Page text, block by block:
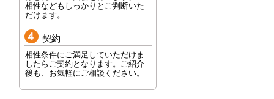
相性などもしっかりとご判断いた
だけます。
契約
相性条件にご満足していただけま
したらご契約となります。ご紹介
後も、お気軽にご相談ください。